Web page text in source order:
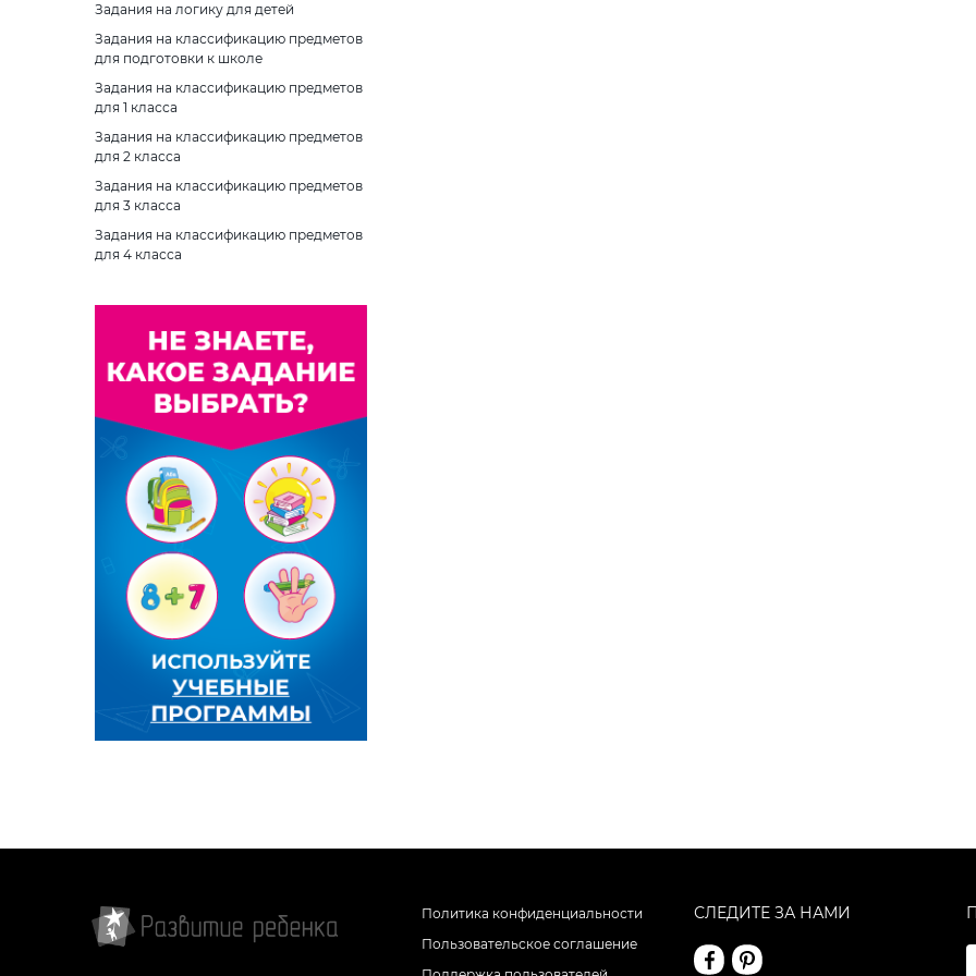
Буква Z
Буква У
Буква Ф
Буква Х
Буква Ц
Буква Ч
Буква Ш
Буква Ь
Буква Ю
Буква Я
Буква Х
Буква Ц
Буква Ч
Буква Щ
Буква Ь
Буква Э
Буква Ю
Задания на логику для детей
Задания на классификацию предметов
для подготовки к школе
Задания на классификацию предметов
для 1 класса
Задания на классификацию предметов
для 2 класса
Задания на классификацию предметов
для 3 класса
Задания на классификацию предметов
для 4 класса
Политика конфиденциальности
Пользовательское соглашение
СЛЕДИТЕ ЗА НАМИ